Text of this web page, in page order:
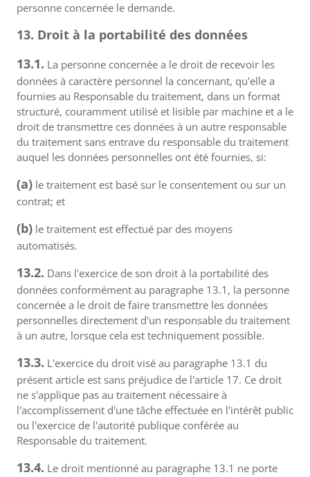
personne concernée le demande.
13. Droit à la portabilité des données
13.1. La personne concernée a le droit de recevoir les
données à caractère personnel la concernant, qu'elle a
fournies au Responsable du traitement, dans un format
structuré, couramment utilisé et lisible par machine et a le
droit de transmettre ces données à un autre responsable
du traitement sans entrave du responsable du traitement
auquel les données personnelles ont été fournies, si:
(a) le traitement est basé sur le consentement ou sur un
contrat; et
(b) le traitement est effectué par des moyens
automatisés.
13.2. Dans l'exercice de son droit à la portabilité des
données conformément au paragraphe 13.1, la personne
concernée a le droit de faire transmettre les données
personnelles directement d'un responsable du traitement
à un autre, lorsque cela est techniquement possible.
13.3. L'exercice du droit visé au paragraphe 13.1 du
présent article est sans préjudice de l'article 17. Ce droit
ne s'applique pas au traitement nécessaire à
l'accomplissement d'une tâche effectuée en l'intérêt public
ou l'exercice de l'autorité publique conférée au
Responsable du traitement.
13.4. Le droit mentionné au paragraphe 13.1 ne porte